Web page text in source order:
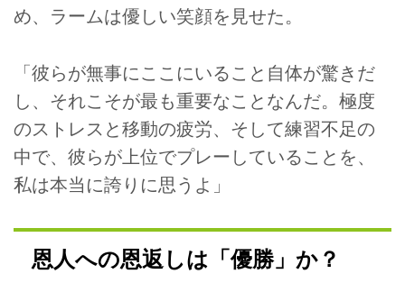
め、ラームは優しい笑顔を見せた。
「彼らが無事にここにいること自体が驚きだ
し、それこそが最も重要なことなんだ。極度
のストレスと移動の疲労、そして練習不足の
中で、彼らが上位でプレーしていることを、
私は本当に誇りに思うよ」
恩人への恩返しは「優勝」か？